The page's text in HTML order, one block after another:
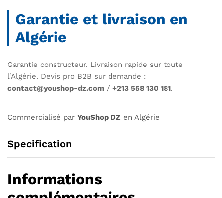
Garantie et livraison en
Algérie
Garantie constructeur. Livraison rapide sur toute
l’Algérie. Devis pro B2B sur demande :
contact@youshop-dz.com / +213 558 130 181.
Commercialisé par YouShop DZ en Algérie
Specification
Informations